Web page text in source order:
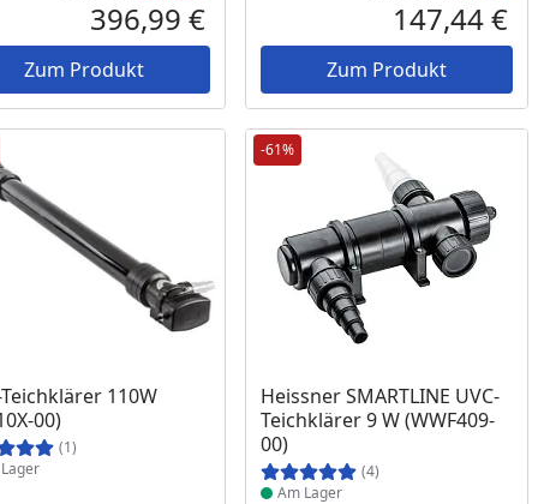
Preis Rabatt in Prozent
Ursprünglicher Preis
Aktueller Preis
396,99 €
Zum Produkt
147,44 €
Zum Produkt
Teichklärer 110W
00)
(1)
am Lager
-61%
Heissner SMARTLINE UVC-
Teichklärer 9 W (WWF409-
00)
(4)
Produkt am Lager
Am Lager